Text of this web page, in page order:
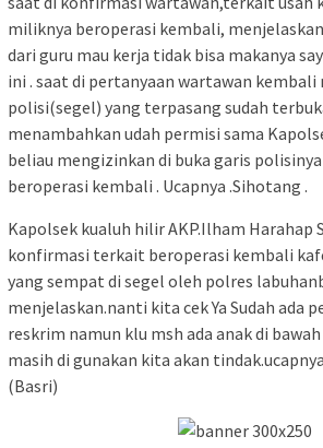
miliknya beroperasi kembali,
dari guru mau kerja tidak bisa makanya
ini . saat di pertanyaan wartawan kembali
polisi(segel) yang terpasang sudah
menambahkan udah permisi sama
beliau mengizinkan di buka garis polisinya
beroperasi kembali . Ucapnya .Sihotang .
Kapolsek kualuh hilir AKP.Ilham Harahap
konfirmasi terkait beroperasi kembali
yang sempat di segel oleh polres
menjelaskan.nanti kita cek Ya Sudah ada
reskrim namun klu msh ada anak di
masih di gunakan kita akan
(Basri)